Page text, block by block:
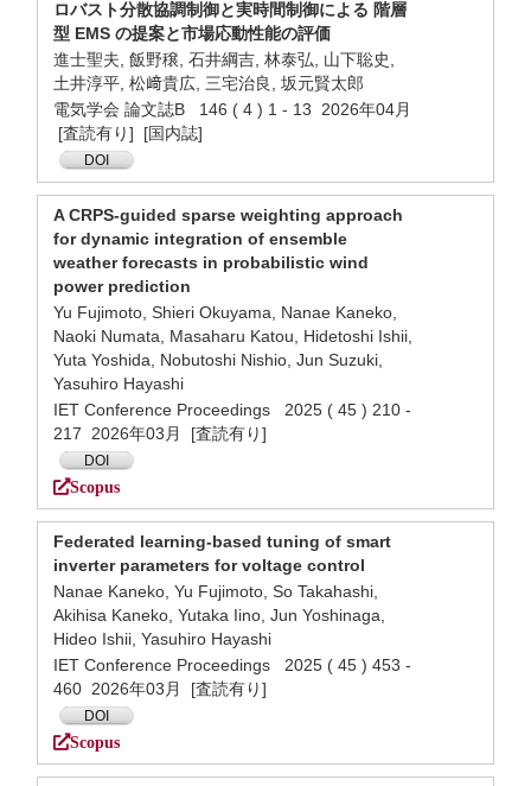
ロバスト分散協調制御と実時間制御による 階層
型 EMS の提案と市場応動性能の評価
進士聖夫, 飯野穣, 石井綱吉, 林泰弘, 山下聡史,
土井淳平, 松﨑貴広, 三宅治良, 坂元賢太郎
電気学会 論文誌B 146 ( 4 ) 1 - 13 2026年04月
[査読有り] [国内誌]
DOI
A CRPS-guided sparse weighting approach
for dynamic integration of ensemble
weather forecasts in probabilistic wind
power prediction
Yu Fujimoto, Shieri Okuyama, Nanae Kaneko,
Naoki Numata, Masaharu Katou, Hidetoshi Ishii,
Yuta Yoshida, Nobutoshi Nishio, Jun Suzuki,
Yasuhiro Hayashi
IET Conference Proceedings 2025 ( 45 ) 210 -
217 2026年03月 [査読有り]
DOI
Scopus
Federated learning-based tuning of smart
inverter parameters for voltage control
Nanae Kaneko, Yu Fujimoto, So Takahashi,
Akihisa Kaneko, Yutaka Iino, Jun Yoshinaga,
Hideo Ishii, Yasuhiro Hayashi
IET Conference Proceedings 2025 ( 45 ) 453 -
460 2026年03月 [査読有り]
DOI
Scopus